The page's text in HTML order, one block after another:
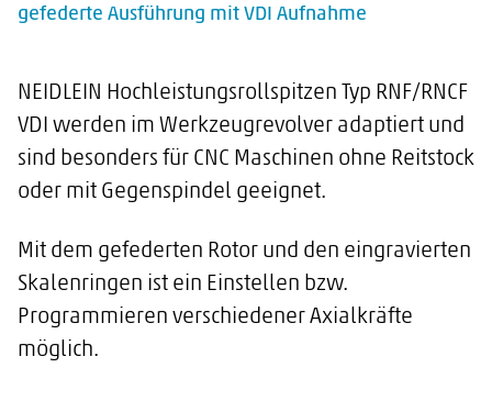
gefederte Ausführung mit VDI Aufnahme
NEIDLEIN Hochleistungsrollspitzen Typ RNF/RNCF
VDI werden im Werkzeugrevolver adaptiert und
sind besonders für CNC Maschinen ohne Reitstock
oder mit Gegenspindel geeignet.
Mit dem gefederten Rotor und den eingravierten
Skalenringen ist ein Einstellen bzw.
Programmieren verschiedener Axialkräfte
möglich.